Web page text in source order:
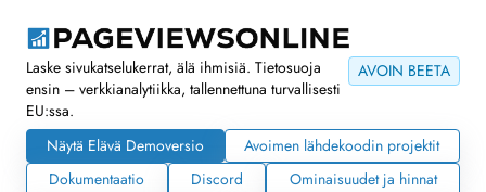
AVOIN BEETA
Laske sivukatselukerrat, älä ihmisiä. Tietosuoja
ensin – verkkianalytiikka, tallennettuna turvallisesti
EU:ssa.
Näytä Elävä Demoversio
Avoimen lähdekoodin projektit
Dokumentaatio
Discord
Ominaisuudet ja hinnat